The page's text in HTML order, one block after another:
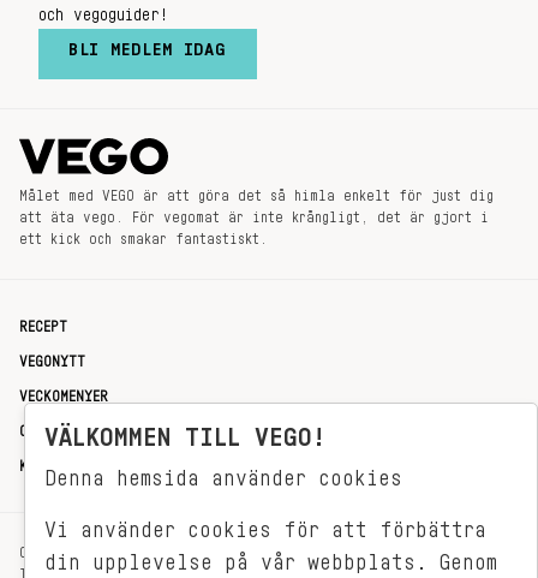
och vegoguider!
BLI MEDLEM IDAG
Målet med VEGO är att göra det så himla enkelt för just dig
att äta vego. För vegomat är inte krångligt, det är gjort i
ett kick och smakar fantastiskt.
RECEPT
VEGONYTT
VECKOMENYER
OM OSS
KONTAKT
OXENSTIERNSGATAN 33
114 27 STOCKHOLM
VÄLKOMMEN TILL VEGO!
Denna hemsida använder cookies
Vi använder cookies för att förbättra
din upplevelse på vår webbplats. Genom